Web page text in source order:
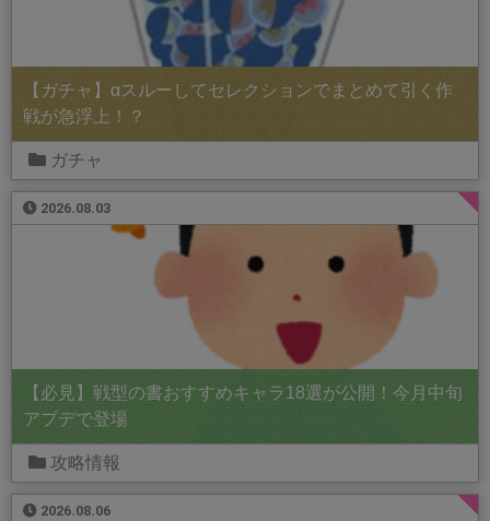
【ガチャ】αスルーしてセレクションでまとめて引く作
戦が急浮上！？
ガチャ
2026.08.03
【必見】戦型の書おすすめキャラ18選が公開！今月中旬
アプデで登場
攻略情報
2026.08.06